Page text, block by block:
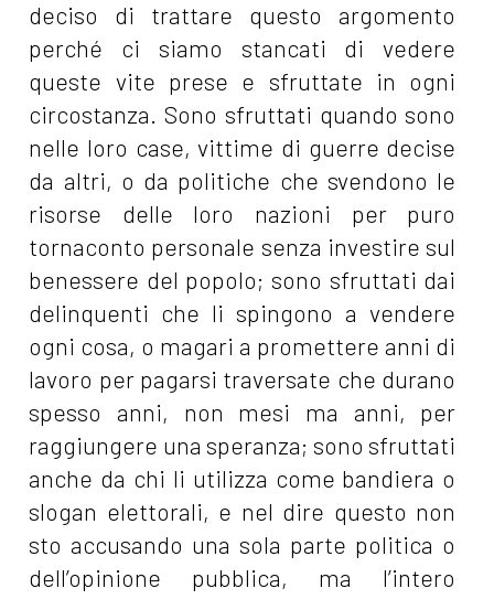
deciso di trattare questo argomento
perché ci siamo stancati di vedere
queste vite prese e sfruttate in ogni
circostanza. Sono sfruttati quando sono
nelle loro case, vittime di guerre decise
da altri, o da politiche che svendono le
risorse delle loro nazioni per puro
tornaconto personale senza investire sul
benessere del popolo; sono sfruttati dai
delinquenti che li spingono a vendere
ogni cosa, o magari a promettere anni di
lavoro per pagarsi traversate che durano
spesso anni, non mesi ma anni, per
raggiungere una speranza; sono sfruttati
anche da chi li utilizza come bandiera o
slogan elettorali, e nel dire questo non
sto accusando una sola parte politica o
dell’opinione pubblica, ma l’intero